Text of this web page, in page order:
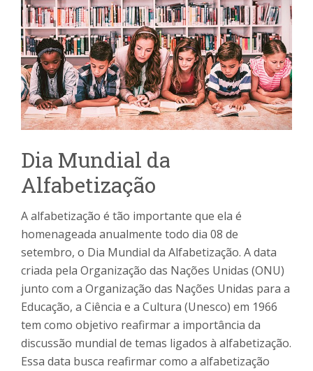
Dia Mundial da
Alfabetização
A alfabetização é tão importante que ela é
homenageada anualmente todo dia 08 de
setembro, o Dia Mundial da Alfabetização. A data
criada pela Organização das Nações Unidas (ONU)
junto com a Organização das Nações Unidas para a
Educação, a Ciência e a Cultura (Unesco) em 1966
tem como objetivo reafirmar a importância da
discussão mundial de temas ligados à alfabetização.
Essa data busca reafirmar como a alfabetização